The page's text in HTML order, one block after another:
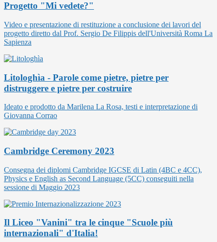
Progetto "Mi vedete?"
Video e presentazione di restituzione a conclusione dei lavori del
progetto diretto dal Prof. Sergio De Filippis dell'Università Roma La
Sapienza
Litologhìa - Parole come pietre, pietre per
distruggere e pietre per costruire
Ideato e prodotto da Marilena La Rosa, testi e interpretazione di
Giovanna Corrao
Cambridge Ceremony 2023
Consegna dei diplomi Cambridge IGCSE di Latin (4BC e 4CC),
Physics e English as Second Language (5CC) conseguiti nella
sessione di Maggio 2023
Il Liceo "Vanini" tra le cinque "Scuole più
internazionali" d'Italia!